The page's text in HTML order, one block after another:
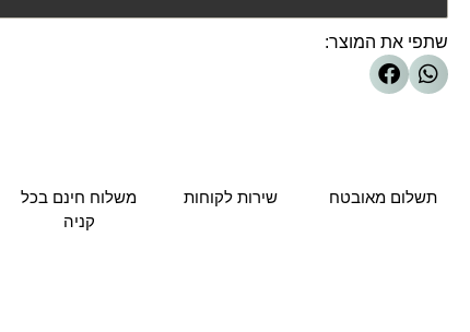
שתפי את המוצר:
תשלום מאובטח שירות לקוחות
משלוח חינם בכל
קניה